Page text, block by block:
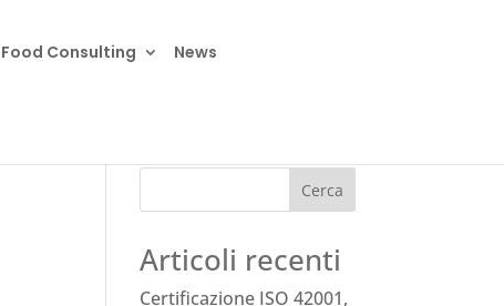
Food Consulting News
Cerca
Articoli recenti
Certificazione ISO 42001,